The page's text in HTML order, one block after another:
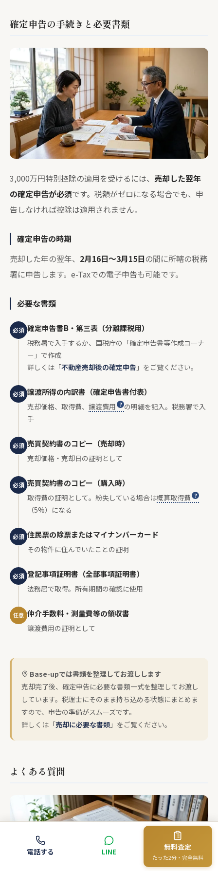
確定申告の手続きと必要書類
3,000万円特別控除の適用を受けるには、 売却した翌年
の確定申告が必須です。税額がゼロになる場合でも、申
告しなければ控除は適用されません。
確定申告の時期
売却した年の翌年、 2月16日〜3月15日の間に所轄の税務
署に申告します。e-Taxでの電子申告も可能です。
必要な書類
必須 確定申告書B・第三表（分離課税用）
税務署で入手するか、国税庁の「確定申告書等作成コーナ
ー」で作成
詳しくは「不動産売却後の確定申告 」をご覧ください。
必須 譲渡所得の内訳書（確定申告書付表）
売却価格、取得費、 譲渡費用
の明細を記入。税務署で入
手
必須 売買契約書のコピー（売却時）
売却価格・売却日の証明として
必須 売買契約書のコピー（購入時）
取得費の証明として。紛失している場合は概算取得費
（5%）になる
必須 住民票の除票またはマイナンバーカード
その物件に住んでいたことの証明
必須 登記事項証明書（全部事項証明書）
法務局で取得。所有期間の確認に使用
任意 仲介手数料・測量費等の領収書
譲渡費用の証明として
Base-upでは書類を整理してお渡しします
売却完了後、確定申告に必要な書類一式を整理してお渡し
しています。税理士にそのまま持ち込める状態にまとめま
すので、申告の準備がスムーズです。
詳しくは「売却に必要な書類 」をご覧ください。
よくある質問
電話する LINE 無料査定
たった2分・完全無料